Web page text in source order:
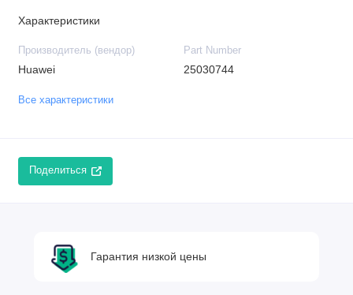
Характеристики
Производитель (вендор)
Huawei
Part Number
25030744
Все характеристики
Поделиться
Гарантия низкой цены